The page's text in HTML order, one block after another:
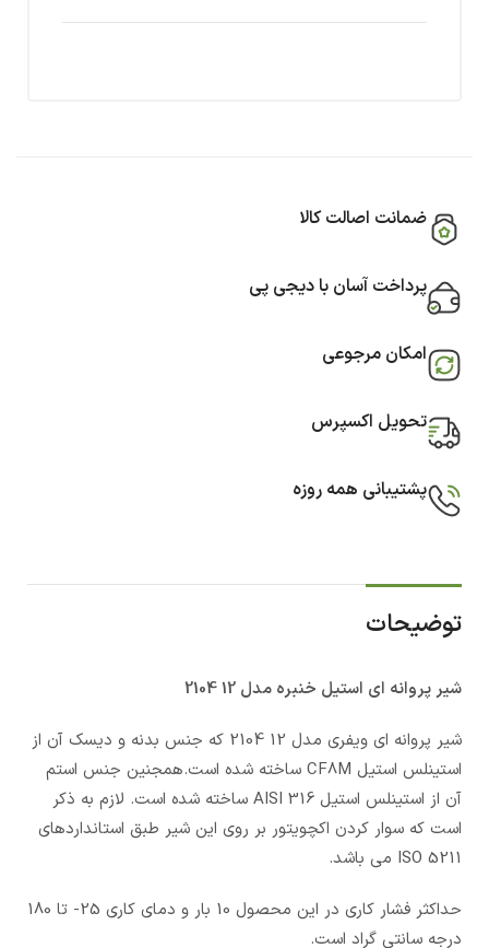
ضمانت اصالت کالا
پرداخت آسان با دیجی پی
امکان مرجوعی
تحویل اکسپرس
پشتیبانی همه روزه
توضیحات
شیر پروانه ای استیل خنبره مدل 12 2104
شیر پروانه ای ویفری مدل 12 2104 که جنس بدنه و دیسک آن از
استینلس استیل CF8M ساخته شده است.همجنین جنس استم
آن از استینلس استیل AISI 316 ساخته شده است. لازم به ذکر
است که سوار کردن اکچویتور بر روی این شیر طبق استانداردهای
ISO 5211 می باشد.
حداکثر فشار کاری در این محصول 10 بار و دمای کاری 25- تا 180
درجه سانتی گراد است.